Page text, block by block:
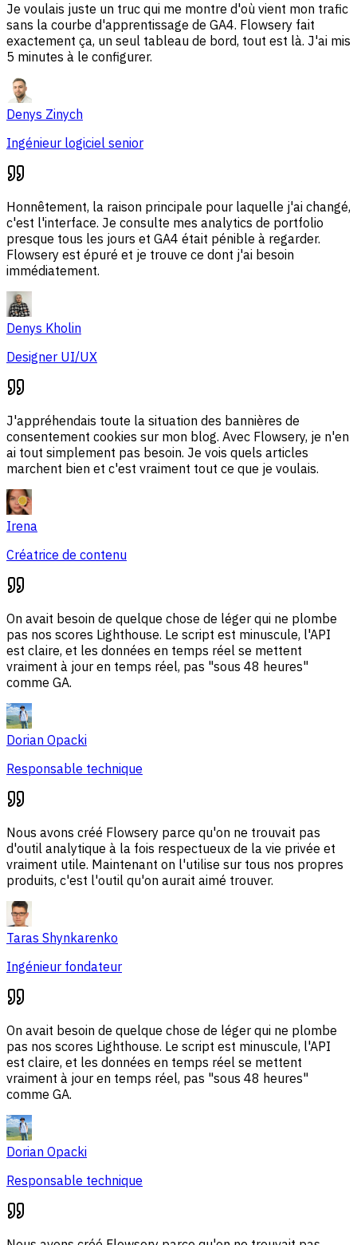
Je voulais juste un truc qui me montre d'où vient mon trafic
sans la courbe d'apprentissage de GA4. Flowsery fait
exactement ça, un seul tableau de bord, tout est là. J'ai mis
5 minutes à le configurer.
Denys Zinych
Ingénieur logiciel senior
Honnêtement, la raison principale pour laquelle j'ai changé,
c'est l'interface. Je consulte mes analytics de portfolio
presque tous les jours et GA4 était pénible à regarder.
Flowsery est épuré et je trouve ce dont j'ai besoin
immédiatement.
Denys Kholin
Designer UI/UX
J'appréhendais toute la situation des bannières de
consentement cookies sur mon blog. Avec Flowsery, je n'en
ai tout simplement pas besoin. Je vois quels articles
marchent bien et c'est vraiment tout ce que je voulais.
Irena
Créatrice de contenu
On avait besoin de quelque chose de léger qui ne plombe
pas nos scores Lighthouse. Le script est minuscule, l'API
est claire, et les données en temps réel se mettent
vraiment à jour en temps réel, pas "sous 48 heures"
comme GA.
Dorian Opacki
Responsable technique
Nous avons créé Flowsery parce qu'on ne trouvait pas
d'outil analytique à la fois respectueux de la vie privée et
vraiment utile. Maintenant on l'utilise sur tous nos propres
produits, c'est l'outil qu'on aurait aimé trouver.
Taras Shynkarenko
Ingénieur fondateur
On avait besoin de quelque chose de léger qui ne plombe
pas nos scores Lighthouse. Le script est minuscule, l'API
est claire, et les données en temps réel se mettent
vraiment à jour en temps réel, pas "sous 48 heures"
comme GA.
Dorian Opacki
Responsable technique